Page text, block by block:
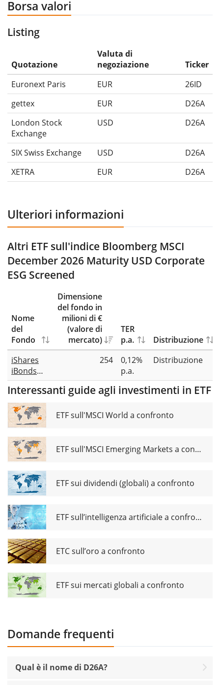
Borsa valori
Listing
Quotazione
Valuta di
negoziazione
Ticker
Euronext Paris
EUR
26ID
gettex
EUR
D26A
London Stock
Exchange
USD D26A
SIX Swiss Exchange USD
D26A
XETRA
EUR D26A
Ulteriori informazioni
Altri ETF sull'indice Bloomberg MSCI
December 2026 Maturity USD Corporate
ESG Screened
Nome
del
Fondo
Dimensione
del fondo in
milioni di €
(valore di
mercato)
TER
p.a.
Distribuzione
iShares
iBonds
Dec 2026
Term USD
Corporate
UCITS ETF
USD (Dist)
254
0,12%
p.a.
Distribuzione
Interessanti guide agli investimenti in ETF
ETF sull'MSCI World a confronto
ETF sull'MSCI Emerging Markets a confronto
ETF sui dividendi (globali) a confronto
ETF sull’intelligenza artificiale a confronto
ETC sull’oro a confronto
ETF sui mercati globali a confronto
Domande frequenti
Qual è il nome di D26A?